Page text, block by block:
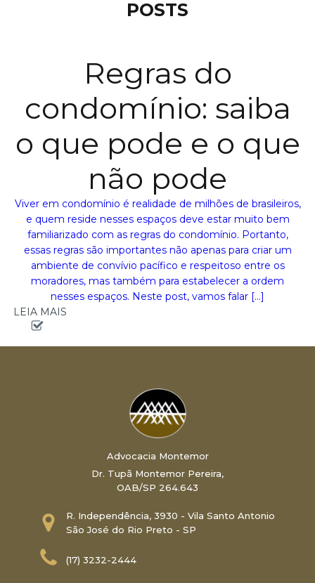
POSTS
Regras do
condomínio: saiba
o que pode e o que
não pode
Viver em condomínio é realidade de milhões de brasileiros,
e quem reside nesses espaços deve estar muito bem
familiarizado com as regras do condomínio. Portanto,
essas regras são importantes não apenas para criar um
ambiente de convívio pacífico e respeitoso entre os
moradores, mas também para estabelecer a ordem
nesses espaços. Neste post, vamos falar […]
LEIA MAIS
Advocacia Montemor
Dr. Tupã Montemor Pereira,
OAB/SP 264.643
R. Independência, 3930 - Vila Santo Antonio
São José do Rio Preto - SP
(17) 3232-2444